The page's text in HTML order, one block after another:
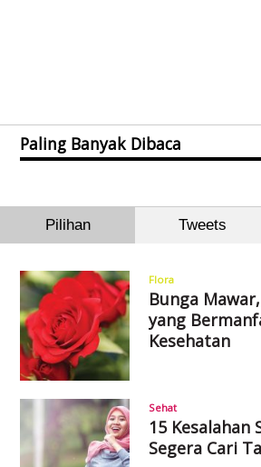
Paling Banyak Dibaca
Pilihan Tweets
Flora
Bunga
yang
Kesehatan
Sehat
15 Kesalahan
Segera Cari